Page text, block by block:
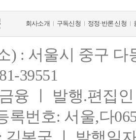
회사소개 구독신청 정정·반론 신청
) : 서울시 중구
39551
융 ㅣ 발행.편집
록번호: 서울,다